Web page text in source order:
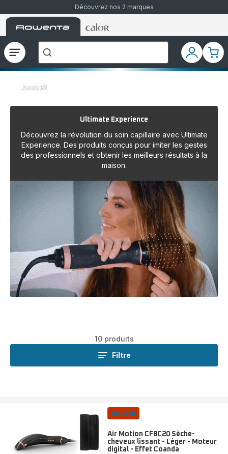
Découvrez nos 2 marques
Accueil
Rowenta
Accueil
Rowenta
Ouvrir
le
recherchez-
vous
Mon
compte
Mon
Accueil
Ultimate Experience
Découvrez la révolution du soin capillaire avec Ultimate
Experience. Des produits conçus pour imiter les gestes
des professionnels et obtenir les meilleurs résultats à la
maison.
10 produits
Filtre
Nouveau
Air Motion CF8C20 Sèche-
cheveux lissant - Léger - Moteur
digital - Effet Coanda
Note